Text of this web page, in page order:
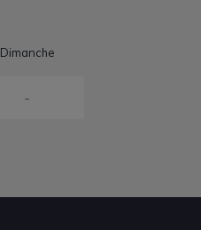
Dimanche
-